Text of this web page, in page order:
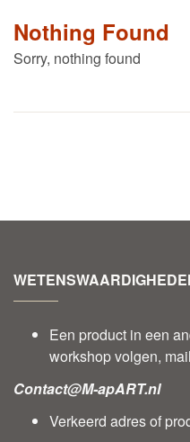
Nothing Found
Sorry, nothing found
Een product in een
workshop volgen,
Contact@M-apART.nl
Verkeerd adres of